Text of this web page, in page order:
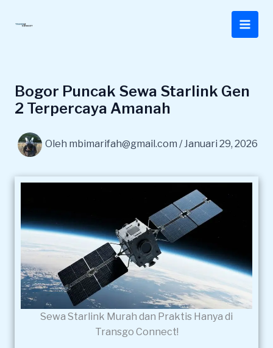
Bogor Puncak Sewa Starlink Gen
2 Terpercaya Amanah
Oleh mbimarifah@gmail.com /Januari 29, 2026
Sewa Starlink Murah dan Praktis Hanya di
Transgo Connect!